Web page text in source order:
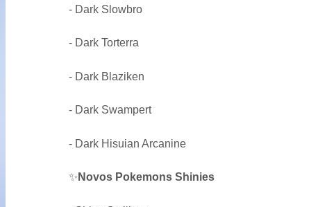
- Dark Slowbro
- Dark Torterra
- Dark Blaziken
- Dark Swampert
- Dark Hisuian Arcanine
✨ Novos Pokemons Shinies